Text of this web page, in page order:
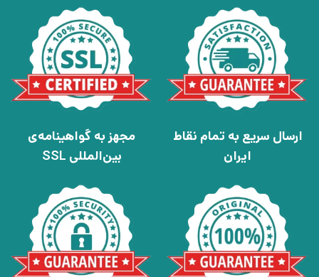
ارسال سریع به تمام نقاط
ایران
مجهز به گواهینامه‌ی
بین‌المللی SSL